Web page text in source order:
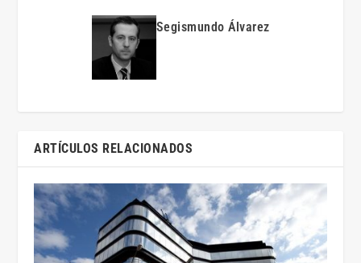
Segismundo Álvarez
ARTÍCULOS RELACIONADOS